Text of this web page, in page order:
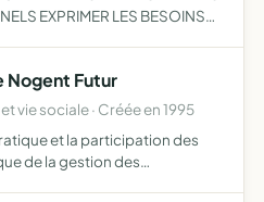
EXPRIMER LES BESOINS
ET LE DEV…
Nogent Futur
vie sociale · Créée en 1995
et la participation des
de la gestion des